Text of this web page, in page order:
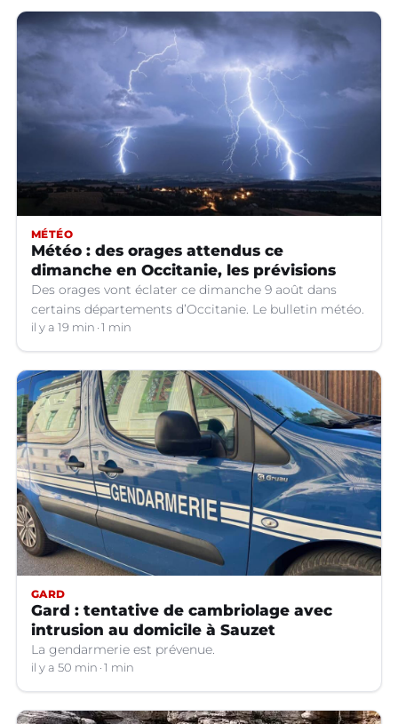
MÉTÉO
Météo : des orages attendus ce
dimanche en Occitanie, les prévisions
Des orages vont éclater ce dimanche 9 août dans
certains départements d’Occitanie. Le bulletin météo.
il y a 19 min 1 min
GARD
Gard : tentative de cambriolage avec
intrusion au domicile à Sauzet
La gendarmerie est prévenue.
il y a 50 min 1 min